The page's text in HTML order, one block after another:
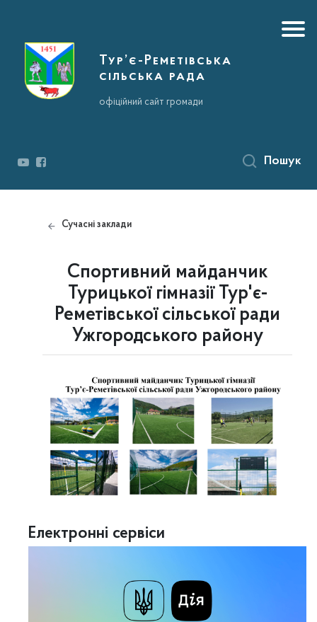
Тур’є-Реметівська
сільська рада
офіційний сайт громади
Пошук
Сучасні заклади
Спортивний майданчик
Турицької гімназії Тур'є-
Реметівської сільської ради
Ужгородського району
Електронні сервіси